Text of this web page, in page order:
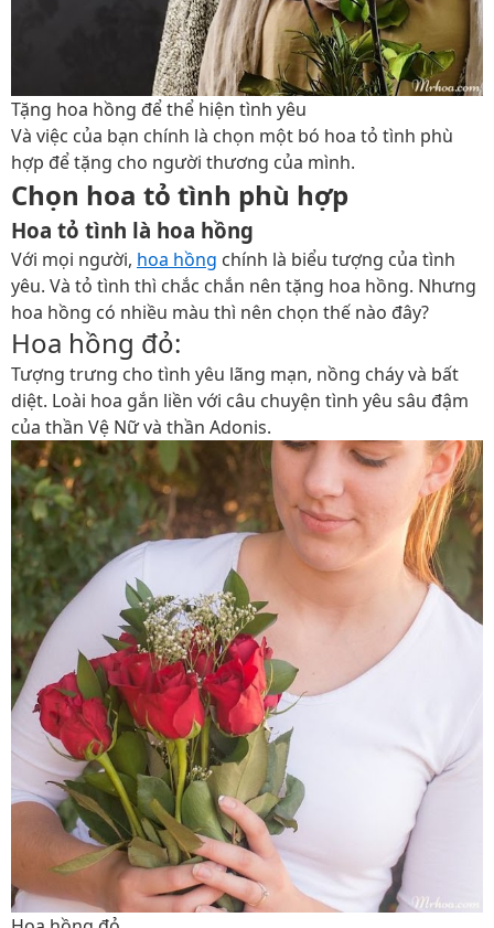
Tặng hoa hồng để thể hiện tình yêu
Và việc của bạn chính là chọn một bó hoa tỏ tình phù
hợp để tặng cho người thương của mình.
Chọn hoa tỏ tình phù hợp
Hoa tỏ tình là hoa hồng
Với mọi người, hoa hồng chính là biểu tượng của tình
yêu. Và tỏ tình thì chắc chắn nên tặng hoa hồng. Nhưng
hoa hồng có nhiều màu thì nên chọn thế nào đây?
Hoa hồng đỏ:
Tượng trưng cho tình yêu lãng mạn, nồng cháy và bất
diệt. Loài hoa gắn liền với câu chuyện tình yêu sâu đậm
của thần Vệ Nữ và thần Adonis.